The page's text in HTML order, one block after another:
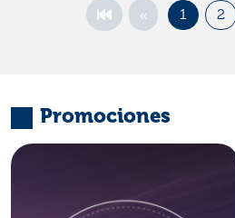
« 1 2
Promociones